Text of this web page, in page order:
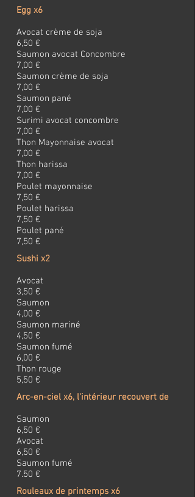
Egg x6
Avocat crème de soja
6,50 €
Saumon avocat Concombre
7,00 €
Saumon crème de soja
7,00 €
Saumon pané
7,00 €
Surimi avocat concombre
7,00 €
Thon Mayonnaise avocat
7,00 €
Thon harissa
7,00 €
Poulet mayonnaise
7,50 €
Poulet harissa
7,50 €
Poulet pané
7,50 €
Sushi x2
Avocat
3,50 €
Saumon
4,00 €
Saumon mariné
4,50 €
Saumon fumé
6,00 €
Thon rouge
5,50 €
Arc-en-ciel x6, l'intérieur recouvert de
Saumon
6,50 €
Avocat
6,50 €
Saumon fumé
7.50 €
Rouleaux de printemps x6